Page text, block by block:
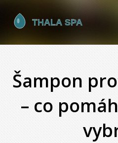
Šampon
– co